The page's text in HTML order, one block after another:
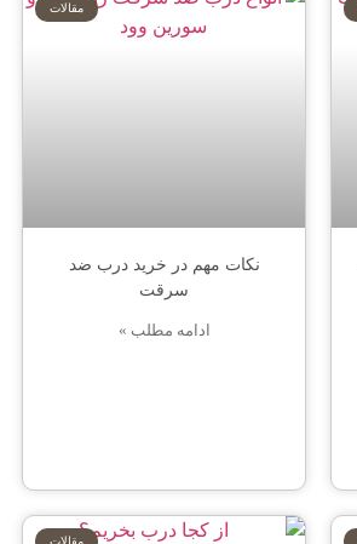
مقالات
نکات مهم در خرید درب ضد
سرقت
ادامه مطلب »